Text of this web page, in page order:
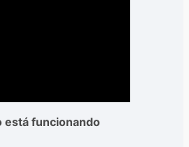
está funcionando